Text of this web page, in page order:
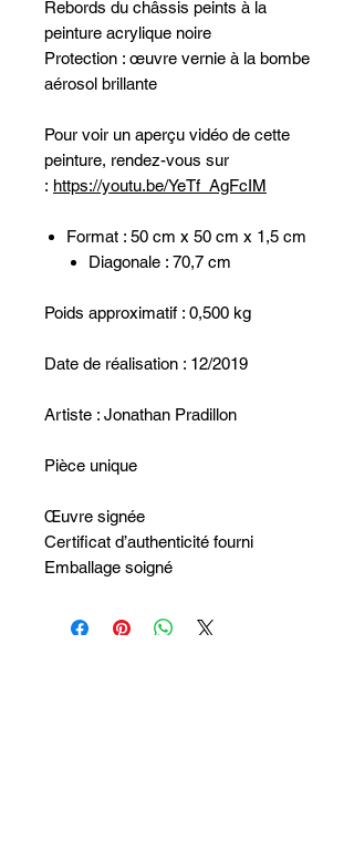
Rebords du châssis peints à la
peinture acrylique noire
Protection : œuvre vernie à la bombe
aérosol brillante
Pour voir un aperçu vidéo de cette
peinture, rendez-vous sur
: https://youtu.be/YeTf_AgFcIM
Format : 50 cm x 50 cm x 1,5 cm
Diagonale : 70,7 cm
Poids approximatif : 0,500 kg
Date de réalisation : 12/2019
Artiste : Jonathan Pradillon
Pièce unique
Œuvre signée
Certificat d’authenticité fourni
Emballage soigné